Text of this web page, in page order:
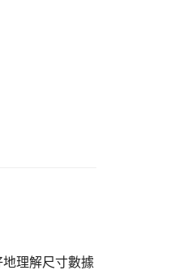
理解尺寸數據